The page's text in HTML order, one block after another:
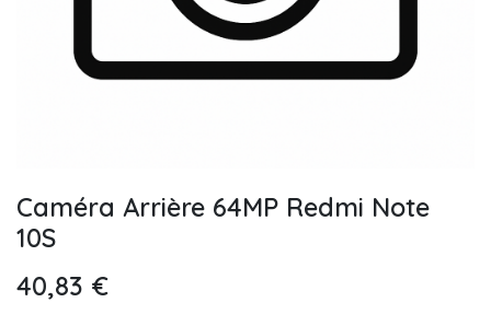
Caméra Arrière 64MP Redmi Note
10S
40,83 €